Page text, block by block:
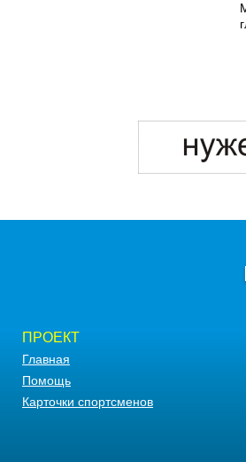
ПРОЕКТ
Главная
Помощь
Карточки спортсменов